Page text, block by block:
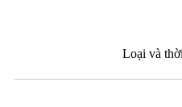
Loại và